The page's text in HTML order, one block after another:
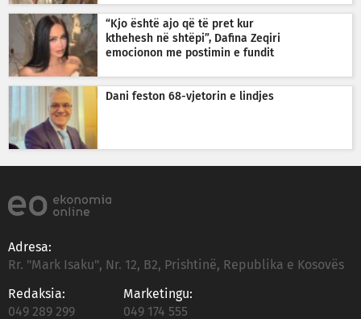
“Kjo është ajo që të pret kur
kthehesh në shtëpi”, Dafina Zeqiri
emocionon me postimin e fundit
Dani feston 68-vjetorin e lindjes
Adresa:
Rr. "Mark Isaku", Nr. 12, B2, Prishtinë, Republika e Kosovës
Redaksia:
049 289 299
Marketingu:
049 174 555